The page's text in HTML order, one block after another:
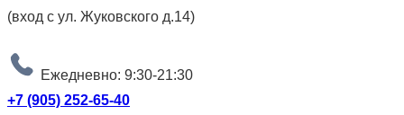
(вход с ул. Жуковского д.14)
Ежедневно: 9:30-21:30
+7 (905) 252-65-40